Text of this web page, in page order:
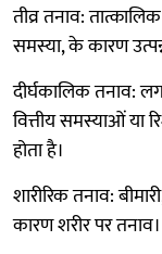
तीव्र तनाव:
समस्या, के कारण
दीर्घकालिक तनाव:
वित्तीय समस्याओं या
होता है।
शारीरिक तनाव:
कारण शरीर पर तनाव।